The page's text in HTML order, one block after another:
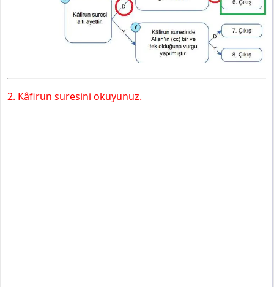
2. Kâfirun suresini okuyunuz.